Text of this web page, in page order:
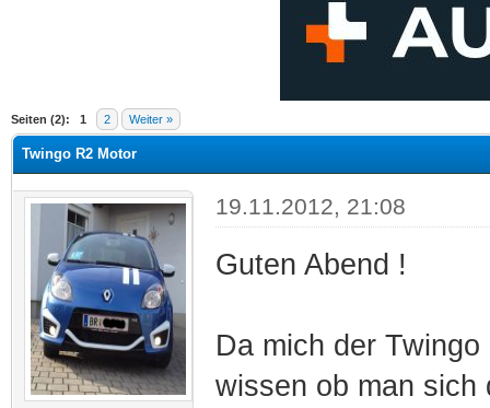
Seiten (2): 1 2 Weiter »
Durchschnitt
Twingo R2 Motor
19.11.2012, 21:08
Guten Abend !
Da mich der
wissen ob man sich